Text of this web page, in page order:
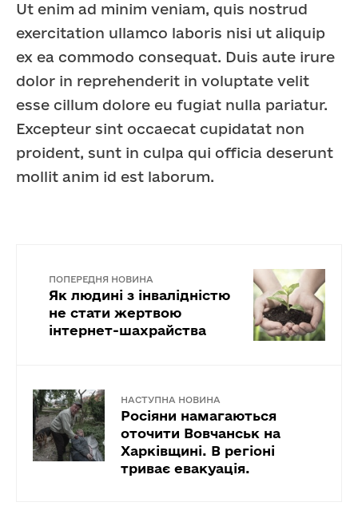
Ut enim ad minim veniam, quis nostrud
exercitation ullamco laboris nisi ut aliquip
ex ea commodo consequat. Duis aute irure
dolor in reprehenderit in voluptate velit
esse cillum dolore eu fugiat nulla pariatur.
Excepteur sint occaecat cupidatat non
proident, sunt in culpa qui officia deserunt
mollit anim id est laborum.
ПОПЕРЕДНЯ НОВИНА
Як людині з інвалідністю
не стати жертвою
інтернет-шахрайства
НАСТУПНА НОВИНА
Росіяни намагаються
оточити Вовчанськ на
Харківщині. В регіоні
триває евакуація.